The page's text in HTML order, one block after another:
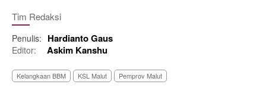
Tim Redaksi
Penulis: Hardianto Gaus
Editor: Askim Kanshu
Kelangkaan BBM KSL Malut Pemprov Malut